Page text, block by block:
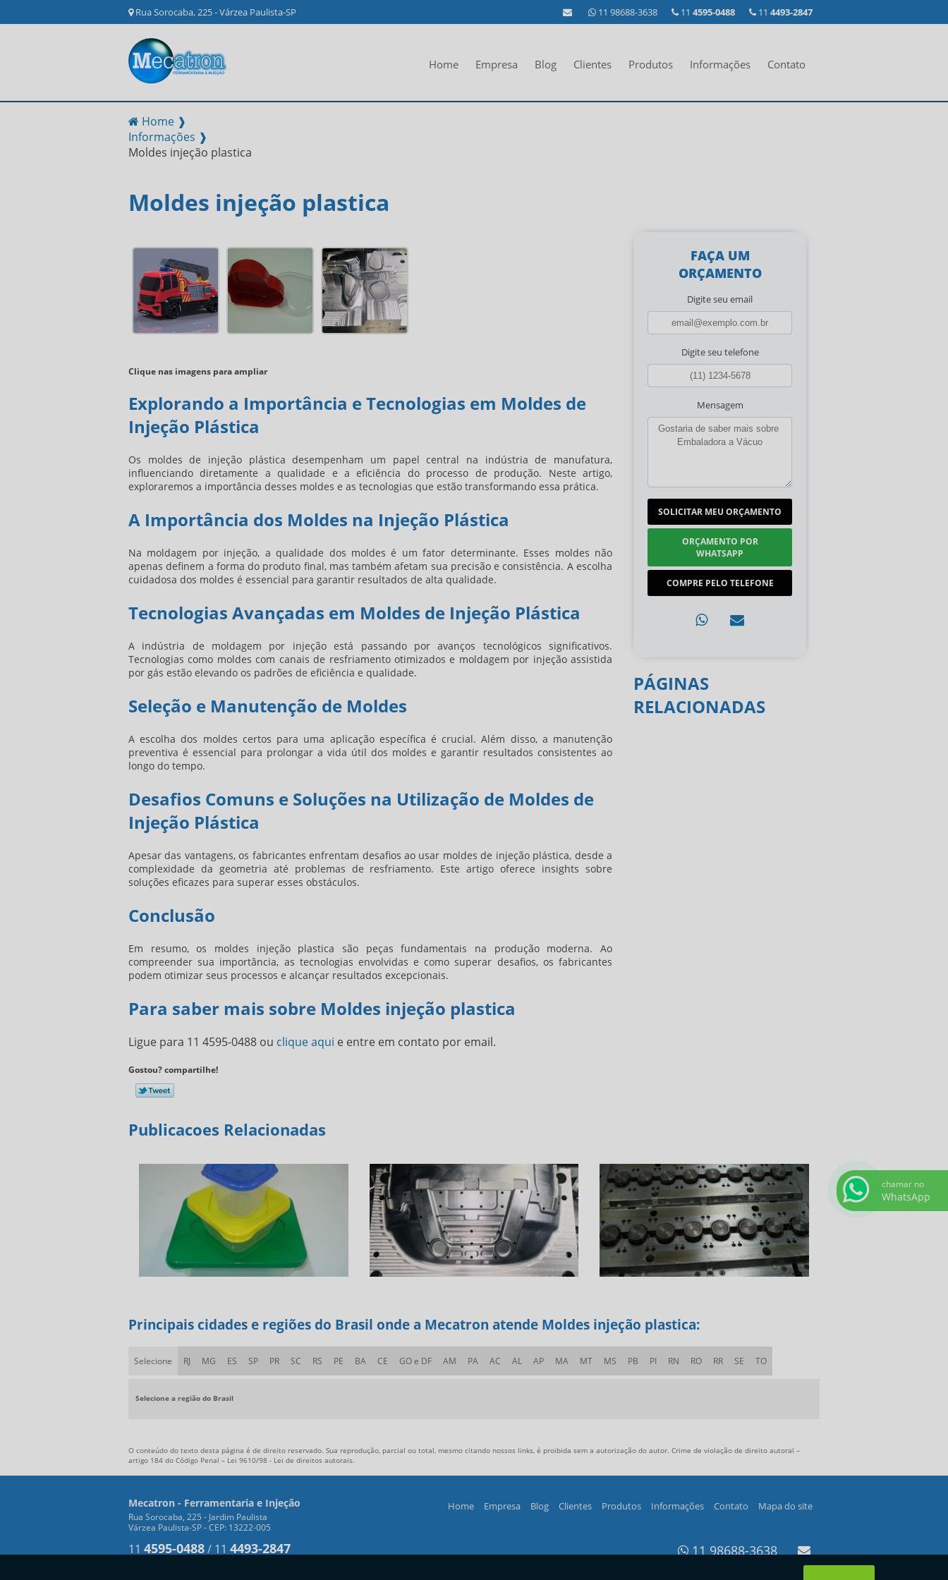
Rua Sorocaba, 225 - Várzea Paulista-SP 11 4493-2847
11 4595-0488
11 98688-3638
Home Empresa Blog Clientes Produtos Informações Contato
Home ❱
Informações ❱
Moldes injeção plastica
Moldes injeção plastica
Clique nas imagens para ampliar
Explorando a Importância e Tecnologias em Moldes de
Injeção Plástica
Os moldes de injeção plástica desempenham um papel central na indústria de manufatura,
influenciando diretamente a qualidade e a eficiência do processo de produção. Neste artigo,
exploraremos a importância desses moldes e as tecnologias que estão transformando essa prática.
A Importância dos Moldes na Injeção Plástica
Na moldagem por injeção, a qualidade dos moldes é um fator determinante. Esses moldes não
apenas definem a forma do produto final, mas também afetam sua precisão e consistência. A escolha
cuidadosa dos moldes é essencial para garantir resultados de alta qualidade.
Tecnologias Avançadas em Moldes de Injeção Plástica
A indústria de moldagem por injeção está passando por avanços tecnológicos significativos.
Tecnologias como moldes com canais de resfriamento otimizados e moldagem por injeção assistida
por gás estão elevando os padrões de eficiência e qualidade.
Seleção e Manutenção de Moldes
A escolha dos moldes certos para uma aplicação específica é crucial. Além disso, a manutenção
preventiva é essencial para prolongar a vida útil dos moldes e garantir resultados consistentes ao
longo do tempo.
Desafios Comuns e Soluções na Utilização de Moldes de
Injeção Plástica
Apesar das vantagens, os fabricantes enfrentam desafios ao usar moldes de injeção plástica, desde a
complexidade da geometria até problemas de resfriamento. Este artigo oferece insights sobre
soluções eficazes para superar esses obstáculos.
Conclusão
Em resumo, os moldes injeção plastica são peças fundamentais na produção moderna. Ao
compreender sua importância, as tecnologias envolvidas e como superar desafios, os fabricantes
podem otimizar seus processos e alcançar resultados excepcionais.
Para saber mais sobre Moldes injeção plastica
Ligue para 11 4595-0488 ou clique aqui e entre em contato por email.
Gostou? compartilhe!
FAÇA UM
ORÇAMENTO
Digite seu email
Digite seu telefone
Mensagem
SOLICITAR MEU ORÇAMENTO
ORÇAMENTO POR
WHATSAPP
COMPRE PELO TELEFONE
PÁGINAS
RELACIONADAS
Publicacoes Relacionadas
Principais cidades e regiões do Brasil onde a Mecatron atende Moldes injeção plastica:
Selecione RJ MG ES SP PR SC RS PE BA CE GO e DF AM PA AC AL AP MA MT MS PB PI RN RO RR SE TO
Selecione a região do Brasil
O conteúdo do texto desta página é de direito reservado. Sua reprodução, parcial ou total, mesmo citando nossos links, é proibida sem a autorização do autor. Crime de violação de direito autoral –
artigo 184 do Código Penal – Lei 9610/98 - Lei de direitos autorais.
Mecatron - Ferramentaria e Injeção
Rua Sorocaba, 225 - Jardim Paulista
Várzea Paulista-SP - CEP: 13222-005
11 4595-0488/ 11 4493-2847
Home Empresa Blog Clientes Produtos Informações Contato Mapa do site
11 98688-3638
chamar no
WhatsApp